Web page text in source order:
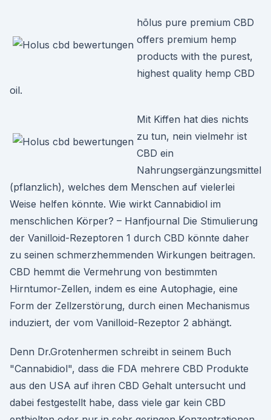
hōlus pure premium CBD
offers premium hemp
products with the purest,
highest quality hemp CBD
oil.
Mit Kiffen hat dies nichts
zu tun, nein vielmehr ist
CBD ein
Nahrungsergänzungsmittel
(pflanzlich), welches dem Menschen auf vielerlei
Weise helfen könnte. Wie wirkt Cannabidiol im
menschlichen Körper? – Hanfjournal Die Stimulierung
der Vanilloid-Rezeptoren 1 durch CBD könnte daher
zu seinen schmerzhemmenden Wirkungen beitragen.
CBD hemmt die Vermehrung von bestimmten
Hirntumor-Zellen, indem es eine Autophagie, eine
Form der Zellzerstörung, durch einen Mechanismus
induziert, der vom Vanilloid-Rezeptor 2 abhängt.
Denn Dr.Grotenhermen schreibt in seinem Buch
"Cannabidiol", dass die FDA mehrere CBD Produkte
aus den USA auf ihren CBD Gehalt untersucht und
dabei festgestellt habe, dass viele gar kein CBD